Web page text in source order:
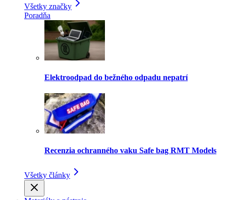
Všetky značky
Poradňa
Elektroodpad do bežného odpadu nepatrí
Recenzia ochranného vaku Safe bag RMT Models
Všetky články